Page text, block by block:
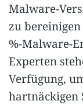
Malware-
zu
%-Malware-
Experten
Verfügung,
hartnäckigen